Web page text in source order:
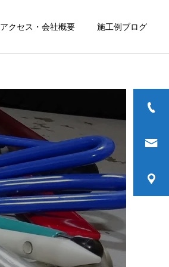
アクセス・会社概要 施工例ブログ